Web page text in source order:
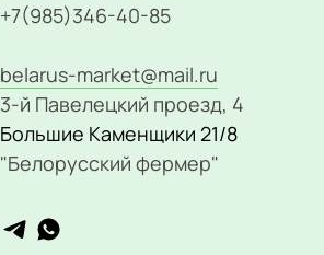
+7(985)346-40-85
belarus-market@mail.ru
3-й Павелецкий проезд, 4
Большие Каменщики 21/8
"Белорусский фермер"